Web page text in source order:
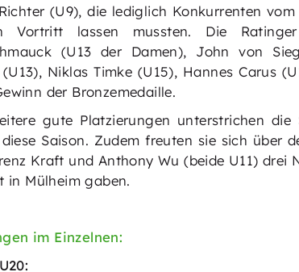
(U9), die lediglich Konkurrenten vom
lassen mussten. Die Ratinger
(U13 der Damen), John von
Niklas Timke (U15), Hannes Carus
der Bronzemedaille.
gute Platzierungen unterstrichen die
Saison. Zudem freuten sie sich über
Kraft und Anthony Wu (beide U11) drei
in Mülheim gaben.
im Einzelnen: